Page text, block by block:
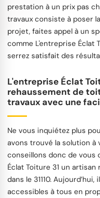
prestation à un prix pas
travaux consiste à poser
projet, faites appel à un
comme L'entreprise Éclat
serrez satisfait des
L'entreprise Éclat
rehaussement de
travaux avec une
Ne vous inquiétez plus
avons trouvé la solution à
conseillons donc de vous
Éclat Toiture 31 un
dans le 31110.
accessibles à tous en